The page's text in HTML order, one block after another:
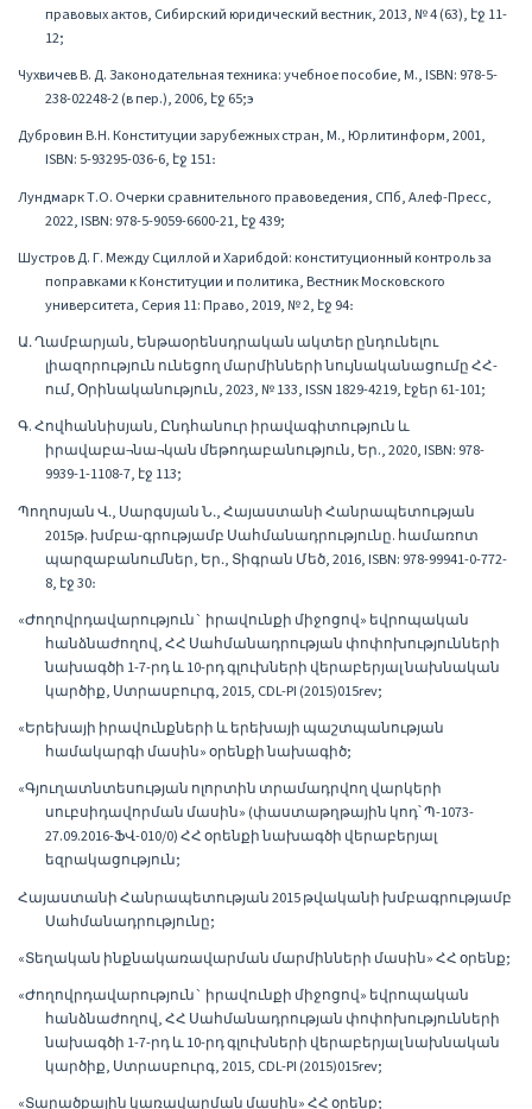
правовых актов, Сибирский юридический вестник, 2013, № 4 (63), էջ 11-
12;
Чухвичев В. Д. Законодательная техника: учебное пособие, М., ISBN: 978-5-
238-02248-2 (в пер.), 2006, էջ 65;э
Дубровин В.Н. Конституции зарубежных стран, М., Юрлитинформ, 2001,
ISBN: 5-93295-036-6, էջ 151։
Лундмарк Т.О. Очерки сравнительного правоведения, СПб, Алеф-Пресс,
2022, ISBN: 978-5-9059-6600-21, էջ 439;
Шустров Д. Г. Между Сциллой и Харибдой: конституционный контроль за
поправками к Конституции и политика, Вестник Московского
университета, Серия 11: Право, 2019, № 2, էջ 94։
Ա․ Ղամբարյան, Ենթաօրենսդրական ակտեր ընդունելու
լիազորություն ունեցող մարմինների նույնականացումը ՀՀ-
ում, Օրինականություն, 2023, № 133, ISSN 1829-4219, էջեր 61-101;
Գ. Հովհաննիսյան, Ընդհանուր իրավագիտություն և
իրավաբա¬նա¬կան մեթոդաբանություն, Եր., 2020, ISBN: 978-
9939-1-1108-7, էջ 113;
Պողոսյան Վ․, Սարգսյան Ն․, Հայաստանի Հանրապետության
2015թ. խմբա-գրությամբ Սահմանադրությունը. համառոտ
պարզաբանումներ, Եր․, Տիգրան Մեծ, 2016, ISBN: 978-99941-0-772-
8, էջ 30։
«Ժողովրդավարություն` իրավունքի միջոցով» եվրոպական
հանձնաժողով, ՀՀ Սահմանադրության փոփոխությունների
նախագծի 1-7-րդ և 10-րդ գլուխների վերաբերյալ նախնական
կարծիք, Ստրասբուրգ, 2015, CDL-PI (2015)015rev;
«Երեխայի իրավունքների և երեխայի պաշտպանության
համակարգի մասին» օրենքի նախագիծ;
«Գյուղատնտեսության ոլորտին տրամադրվող վարկերի
սուբսիդավորման մասին» (փաստաթղթային կոդ՝ Պ-1073-
27.09.2016-ՖՎ-010/0) ՀՀ օրենքի նախագծի վերաբերյալ
եզրակացություն;
Հայաստանի Հանրապետության 2015 թվականի խմբագրությամբ
Սահմանադրությունը;
«Տեղական ինքնակառավարման մարմինների մասին» ՀՀ օրենք;
«Ժողովրդավարություն` իրավունքի միջոցով» եվրոպական
հանձնաժողով, ՀՀ Սահմանադրության փոփոխությունների
նախագծի 1-7-րդ և 10-րդ գլուխների վերաբերյալ նախնական
կարծիք, Ստրասբուրգ, 2015, CDL-PI (2015)015rev;
«Տարածքային կառավարման մասին» ՀՀ օրենք;